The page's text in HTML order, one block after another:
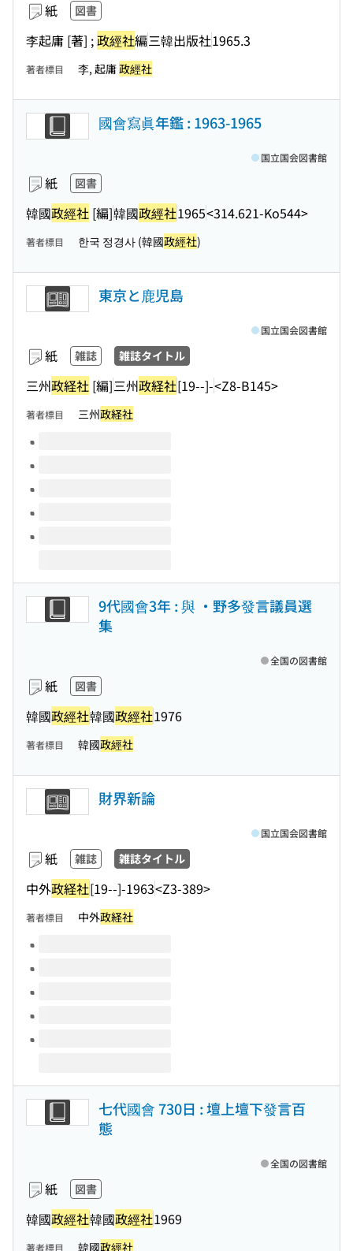
紙 図書
李起庸 [著] ;政經社編三韓出版社1965.3
著者標目 李, 起庸政經社
國會寫眞年鑑 : 1963-1965
紙 図書
韓國政經社 [編]韓國政經社1965<314.621-Ko544>
国立国会図書館
著者標目 한국 정경사 (韓國政經社)
東京と鹿児島
紙 雑誌 雑誌タイトル
三州政経社 [編]三州政経社[19--]-<Z8-B145>
国立国会図書館
著者標目 三州政経社
このタイトルの巻号
9代國會3年 : 與 ・野多發言議員選
集
紙 図書
韓國政經社韓國政經社1976
全国の図書館
著者標目 韓國政經社
財界新論
紙 雑誌 雑誌タイトル
中外政経社[19--]-1963<Z3-389>
国立国会図書館
著者標目 中外政経社
このタイトルの巻号
七代國會 730日 : 壇上壇下發言百
態
紙 図書
韓國政經社韓國政經社1969
全国の図書館
著者標目 韓國政經社